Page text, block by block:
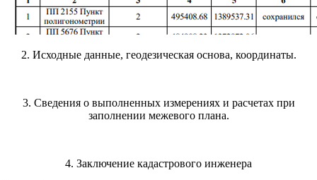
2. Исходные данные, геодезическая основа, координаты.
3. Сведения о выполненных измерениях и расчетах при
заполнении межевого плана.
4. Заключение кадастрового инженера